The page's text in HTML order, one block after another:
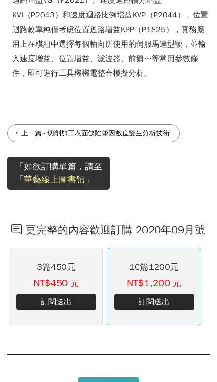
KVI（P2043）和速度迴路比例增益KVP（P2044），位置
迴路較單純僅考慮位置迴路增益KPP（P1825），實務應
用上在模組中選擇每個軸向所使用的伺服馬達型號，並輸
入速度增益、位置增益、濾波器、前饋…等常用參數條
件，即可進行工具機機電整合模擬分析。
上一篇 - 切削加工表面缺陷肇因數位雙生分析技術
「如欲訂購單篇，請至
「華藝線上圖書館」
更完整的內容歡迎訂購 2020年09月號
3篇450元
NT$450 元
訂閱送出
10篇1200元
NT$1,200 元
訂閱送出